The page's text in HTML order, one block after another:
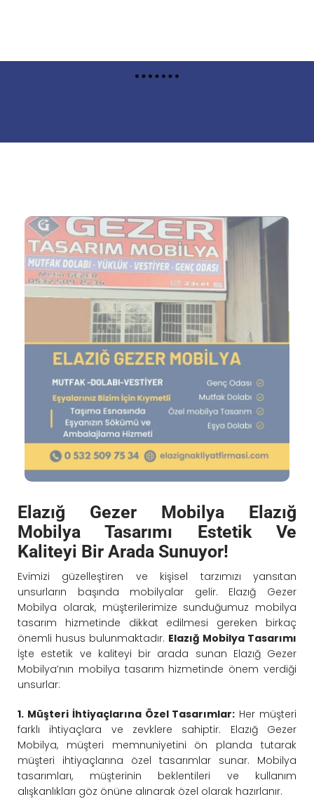
Elazığ Gezer Mobilya Elazığ
Mobilya Tasarımı Estetik Ve
Kaliteyi Bir Arada Sunuyor!
Evimizi güzelleştiren ve kişisel tarzımızı yansıtan
unsurların başında mobilyalar gelir. Elazığ Gezer
Mobilya olarak, müşterilerimize sunduğumuz mobilya
tasarım hizmetinde dikkat edilmesi gereken birkaç
önemli husus bulunmaktadır. Elazığ Mobilya Tasarımı
İşte estetik ve kaliteyi bir arada sunan Elazığ Gezer
Mobilya’nın mobilya tasarım hizmetinde önem verdiği
unsurlar:
1. Müşteri İhtiyaçlarına Özel Tasarımlar: Her müşteri
farklı ihtiyaçlara ve zevklere sahiptir. Elazığ Gezer
Mobilya, müşteri memnuniyetini ön planda tutarak
müşteri ihtiyaçlarına özel tasarımlar sunar. Mobilya
tasarımları, müşterinin beklentileri ve kullanım
alışkanlıkları göz önüne alınarak özel olarak hazırlanır.